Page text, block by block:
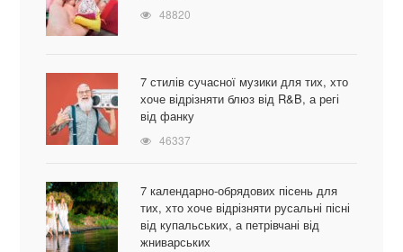
48820
7 стилів сучасної музики для тих, хто
хоче відрізняти блюз від R&B, а регі
від фанку
46337
7 календарно-обрядових пісень для
тих, хто хоче відрізняти русальні пісні
від купальських, а петрівчані від
жниварських